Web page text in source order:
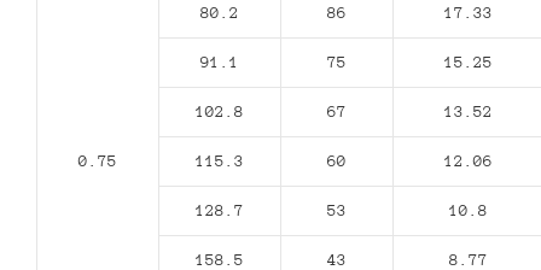
0.75
80.2 86 17.33
91.1 75 15.25
102.8 67 13.52
115.3 60 12.06
128.7 53 10.8
158.5 43 8.77